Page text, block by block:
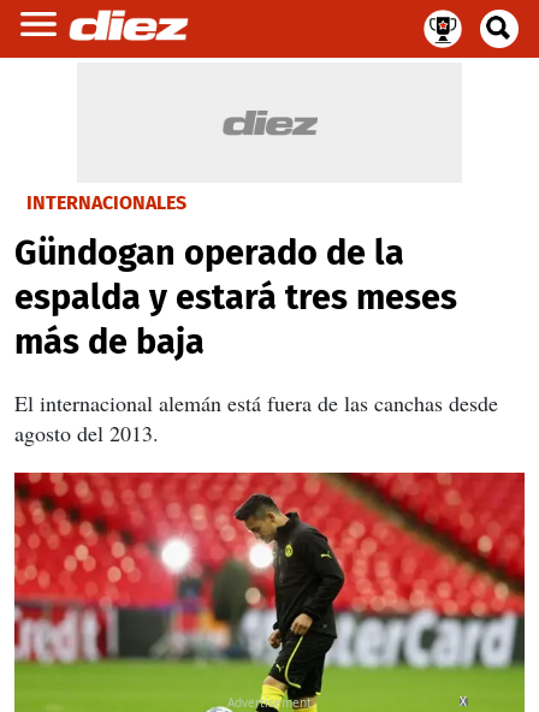
INTERNACIONALES
Gündogan operado de la
espalda y estará tres meses
más de baja
El internacional alemán está fuera de las canchas desde
agosto del 2013.
X